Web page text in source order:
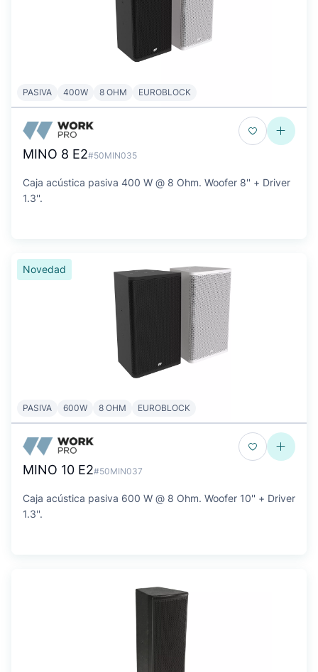
PASIVA 400W 8 OHM EUROBLOCK
MINO 8 E2#50MIN035
Caja acústica pasiva 400 W @ 8 Ohm. Woofer 8'' + Driver
1.3''.
Novedad
PASIVA 600W 8 OHM EUROBLOCK
MINO 10 E2#50MIN037
Caja acústica pasiva 600 W @ 8 Ohm. Woofer 10'' + Driver
1.3''.